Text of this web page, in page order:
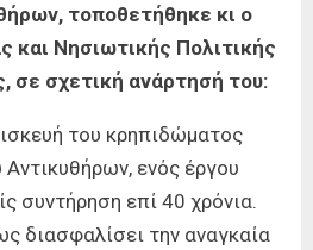
τοποθετήθηκε κι ο
και Νησιωτικής Πολιτικής
σε σχετική ανάρτησή του:
του κρηπιδώματος
ενός έργου
συντήρηση επί 40 χρόνια.
διασφαλίσει την αναγκαία